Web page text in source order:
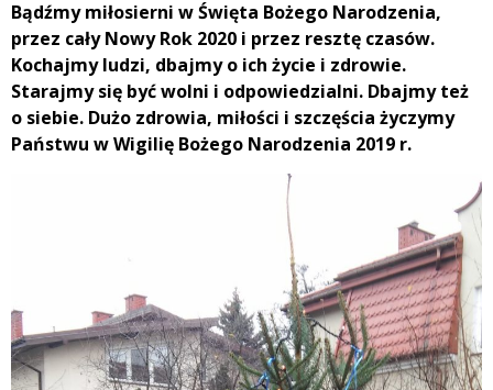
Bądźmy miłosierni w Święta Bożego Narodzenia,
przez cały Nowy Rok 2020 i przez resztę czasów.
Kochajmy ludzi, dbajmy o ich życie i zdrowie.
Starajmy się być wolni i odpowiedzialni. Dbajmy też
o siebie. Dużo zdrowia, miłości i szczęścia życzymy
Państwu w Wigilię Bożego Narodzenia 2019 r.